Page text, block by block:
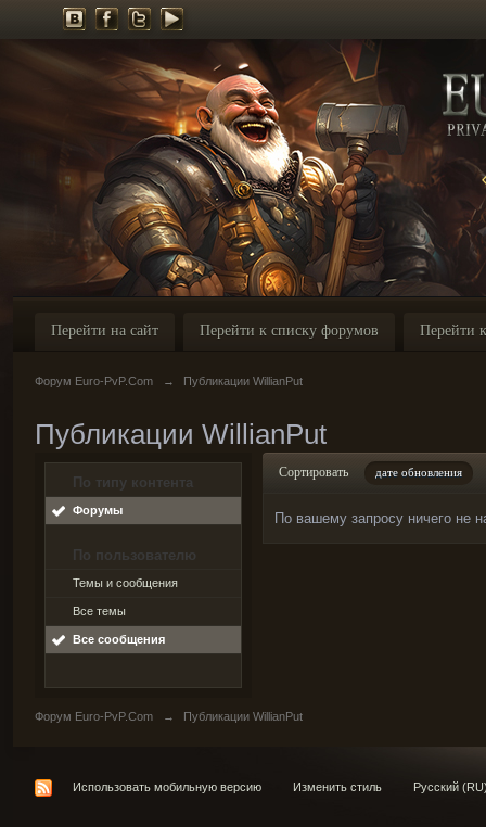
Перейти на сайт Перейти к списку форумов Перейти
Форум Euro-PvP.Com → Публикации WillianPut
Публикации WillianPut
По типу контента
Форумы
По пользователю
Темы и сообщения
Все темы
Все сообщения
Сортировать дате обновления
По вашему запросу ничего не
Форум Euro-PvP.Com → Публикации WillianPut
Использовать мобильную версию Изменить стиль Русский